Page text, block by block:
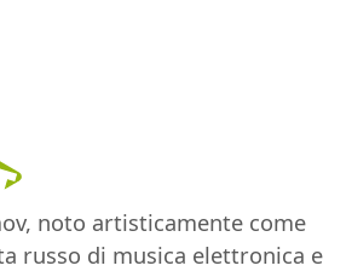
noto artisticamente come
russo di musica elettronica e